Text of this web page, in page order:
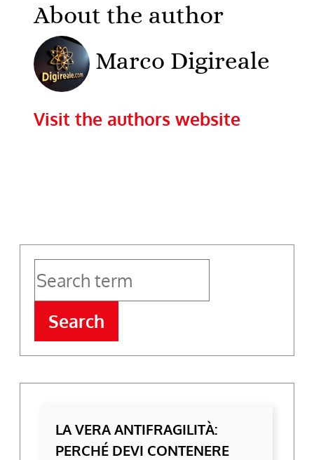
About the author
Marco Digireale
Visit the authors website
Search
LA VERA ANTIFRAGILITÀ:
PERCHÉ DEVI CONTENERE